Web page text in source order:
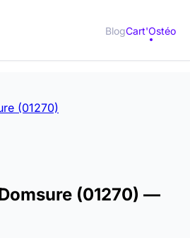
BlogCart'Ostéo
(01270)
(01270) —